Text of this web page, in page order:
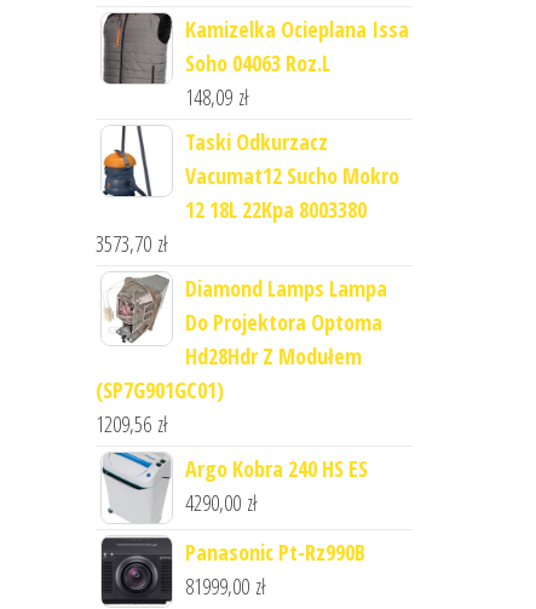
Kamizelka Ocieplana Issa
Soho 04063 Roz.L
148,09 zł
Taski Odkurzacz
Vacumat12 Sucho Mokro
12 18L 22Kpa 8003380
3573,70 zł
Diamond Lamps Lampa
Do Projektora Optoma
Hd28Hdr Z Modułem
(SP7G901GC01)
1209,56 zł
Argo Kobra 240 HS ES
4290,00 zł
Panasonic Pt-Rz990B
81999,00 zł